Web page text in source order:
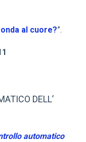
al cuore?”.
DELL’
automatico